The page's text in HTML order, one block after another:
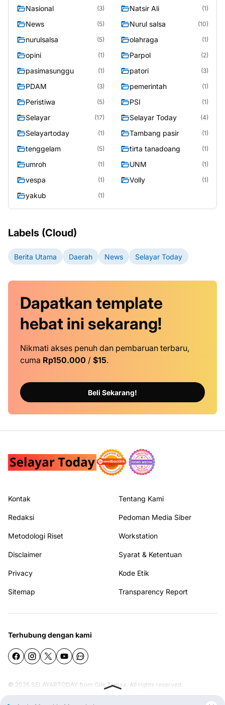
Nasional (3) Natsir Ali (1)
News (5) Nurul salsa (10)
nurulsalsa (5) olahraga (1)
opini (1) Parpol (2)
pasimasunggu (1) patori (3)
PDAM (3) pemerintah (1)
Peristiwa (5) PSI (1)
Selayar (17) Selayar Today (4)
Selayartoday (1) Tambang pasir (1)
tenggelam (5) tirta tanadoang (1)
umroh (1) UNM (1)
vespa (1) Volly (1)
yakub (1)
Labels (Cloud)
Berita Utama Daerah News Selayar Today
Dapatkan template
hebat ini sekarang!
Nikmati akses penuh dan pembaruan terbaru,
cuma Rp150.000 / $15.
Beli Sekarang!
Kontak Tentang Kami
Redaksi Pedoman Media Siber
Metodologi Riset Workstation
Disclaimer Syarat & Ketentuan
Privacy Kode Etik
Sitemap Transparency Report
Terhubung dengan kami
© 2026 SELAYARTODAY from Gila Temax . All rights reserved.